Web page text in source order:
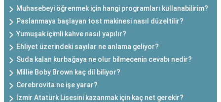
Muhasebeyi öğrenmek için hangi programları kullanabilirim?
Paslanmaya başlayan tost makinesi nasıl düzeltilir?
Yumuşak içimli kahve nasıl yapılır?
Ehliyet üzerindeki sayılar ne anlama geliyor?
Suda kalan kurbağaya ne olur bilmecenin cevabı nedir?
Millie Boby Brown kaç dil biliyor?
Cerebrovita ne işe yarar?
İzmir Atatürk Lisesini kazanmak için kaç net gerekir?